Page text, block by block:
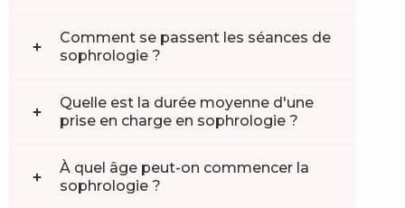
Comment se passent les séances de
sophrologie ?
Quelle est la durée moyenne d'une
prise en charge en sophrologie ?
À quel âge peut-on commencer la
sophrologie ?